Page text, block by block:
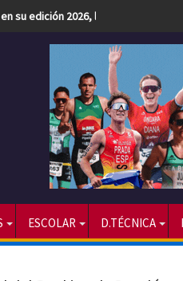
su edición 2026, la más numerosa
ESCOLAR D.TÉCNICA